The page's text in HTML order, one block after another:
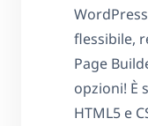
flessibile,
Page
opzioni! È
HTML5 e